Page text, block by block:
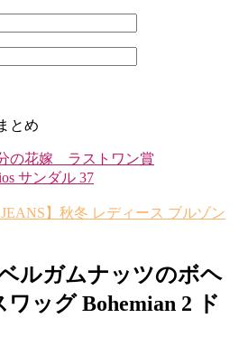
とめ
の花嫁 ラストワン賞
サンダル 37
】秋冬 レディース ブルゾン
ルガムナッツのボヘ
ッグ Bohemian 2 ド